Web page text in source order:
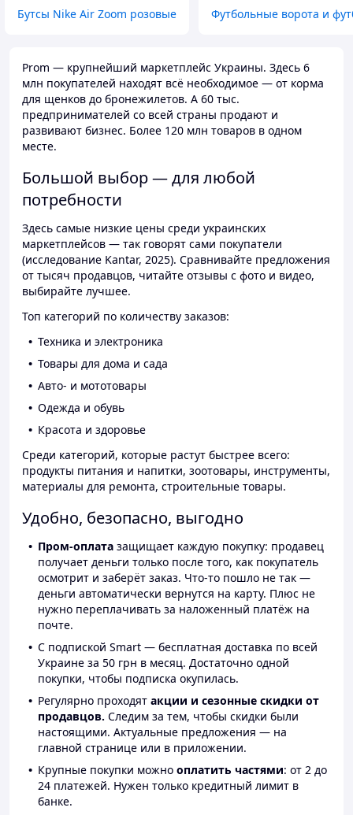
Бутсы Nike Air Zoom розовые Футбольные ворота и
Prom — крупнейший маркетплейс Украины. Здесь 6
млн покупателей находят всё необходимое — от корма
для щенков до бронежилетов. А 60 тыс.
предпринимателей со всей страны продают и
развивают бизнес. Более 120 млн товаров в одном
месте.
Большой выбор — для любой
потребности
Здесь самые низкие цены среди украинских
маркетплейсов — так говорят сами покупатели
(исследование Kantar, 2025). Сравнивайте предложения
от тысяч продавцов, читайте отзывы с фото и видео,
выбирайте лучшее.
Топ категорий по количеству заказов:
Техника и электроника
Товары для дома и сада
Авто- и мототовары
Одежда и обувь
Красота и здоровье
Среди категорий, которые растут быстрее всего:
продукты питания и напитки, зоотовары, инструменты,
материалы для ремонта, строительные товары.
Удобно, безопасно, выгодно
Пром-оплата защищает каждую покупку: продавец
получает деньги только после того, как покупатель
осмотрит и заберёт заказ. Что-то пошло не так —
деньги автоматически вернутся на карту. Плюс не
нужно переплачивать за наложенный платёж на
почте.
С подпиской Smart — бесплатная доставка по всей
Украине за 50 грн в месяц. Достаточно одной
покупки, чтобы подписка окупилась.
Регулярно проходят акции и сезонные скидки от
продавцов. Следим за тем, чтобы скидки были
настоящими. Актуальные предложения — на
главной странице или в приложении.
Крупные покупки можно оплатить частями: от 2 до
24 платежей. Нужен только кредитный лимит в
банке.